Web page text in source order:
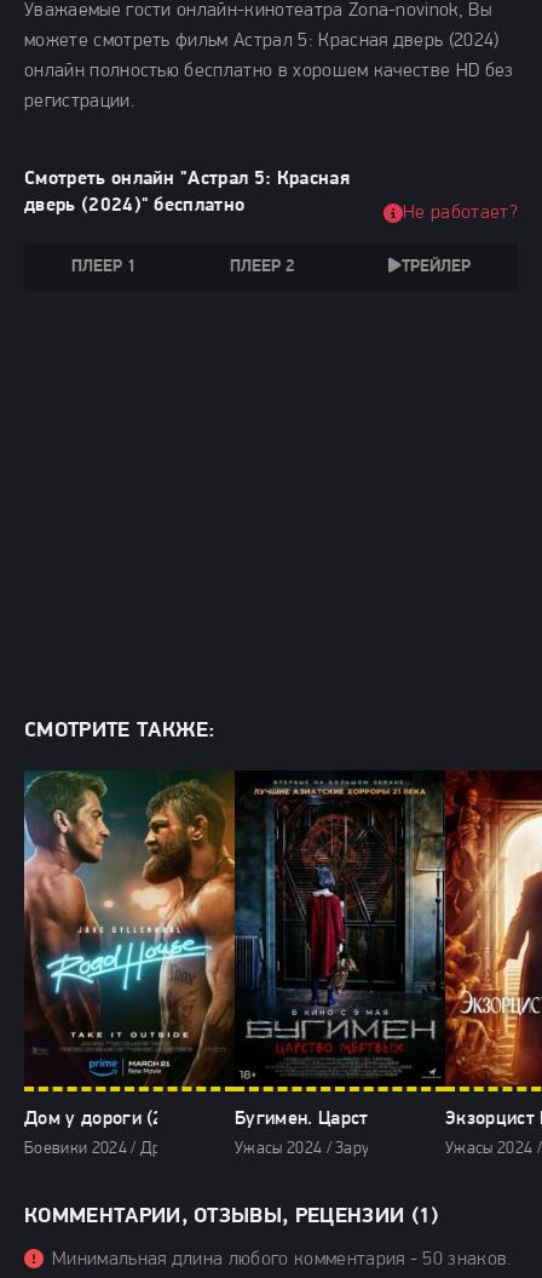
Уважаемые гости онлайн-кинотеатра Zona-novinok, Вы
можете смотреть фильм Астрал 5: Красная дверь (2024)
онлайн полностью бесплатно в хорошем качестве HD без
регистрации.
Смотреть онлайн "Астрал 5: Красная
дверь (2024)" бесплатно
ПЛЕЕР 1 ПЛЕЕР 2 ТРЕЙЛЕР
Не работает?
СМОТРИТЕ ТАКЖЕ:
Дом у дороги (2024)
Боевики 2024 / Драмы 2024 / Криминальные фильмы 2024 /
Бугимен. Царство мёртвых (2024)
Ужасы 2024 / Зарубежные фильмы 2024
Экзорцист
Ужасы 2024
КОММЕНТАРИИ, ОТЗЫВЫ, РЕЦЕНЗИИ (1)
Минимальная длина любого комментария - 50 знаков.